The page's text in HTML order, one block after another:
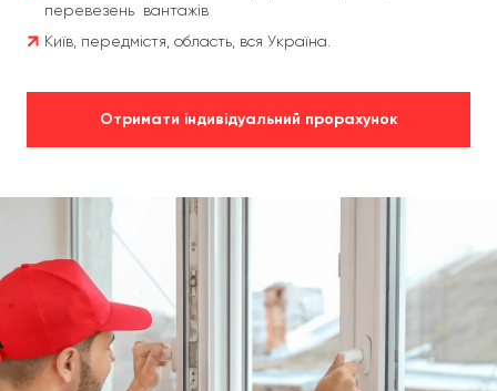
перевезень вантажів
Київ, передмістя, область, вся Україна.
Отримати індивідуальний прорахунок